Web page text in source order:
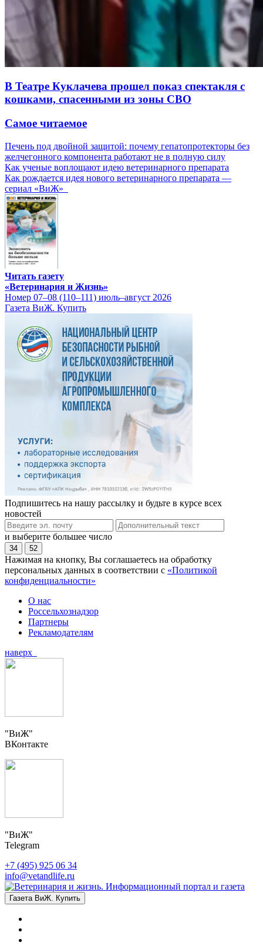
В Театре Куклачева прошел показ спектакля с
кошками, спасенными из зоны СВО
Самое читаемое
Печень под двойной защитой: почему гепатопротекторы без
желчегонного компонента работают не в полную силу
Как ученые воплощают идею ветеринарного препарата
Как рождается идея нового ветеринарного препарата —
сериал «ВиЖ»
Читать газету
«Ветеринария и Жизнь»
Номер 07–08 (110–111) июль–август 2026
Газета ВиЖ. Купить
Подпишитесь на нашу рассылку и будьте в курсе всех
новостей
и выберите большее число
34 52
Нажимая на кнопку, Вы соглашаетесь на обработку
персональных данных в соответствии с «Политикой
конфиденциальности»
О нас
Россельхознадзор
Партнеры
Рекламодателям
наверх
"ВиЖ"
ВКонтакте
"ВиЖ"
Telegram
+7 (495) 925 06 34
info@vetandlife.ru
Газета ВиЖ. Купить